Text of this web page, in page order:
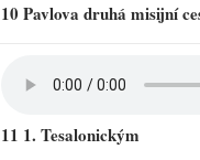
10 Pavlova druhá misijní
11 1. Tesalonickým